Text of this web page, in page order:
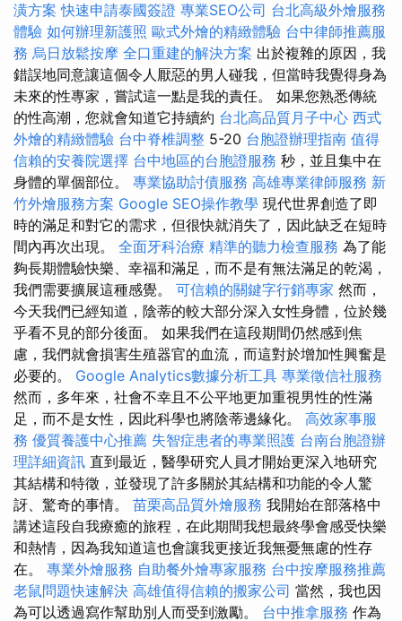
潢方案 快速申請泰國簽證 專業SEO公司 台北高級外燴服務
體驗 如何辦理新護照 歐式外燴的精緻體驗 台中律師推薦服
務 烏日放鬆按摩 全口重建的解決方案 出於複雜的原因，我
錯誤地同意讓這個令人厭惡的男人碰我，但當時我覺得身為
未來的性專家，嘗試這一點是我的責任。 如果您熟悉傳統
的性高潮，您就會知道它持續約 台北高品質月子中心 西式
外燴的精緻體驗 台中脊椎調整 5-20 台胞證辦理指南 值得
信賴的安養院選擇 台中地區的台胞證服務 秒，並且集中在
身體的單個部位。 專業協助討債服務 高雄專業律師服務 新
竹外燴服務方案 Google SEO操作教學 現代世界創造了即
時的滿足和對它的需求，但很快就消失了，因此缺乏在短時
間內再次出現。 全面牙科治療 精準的聽力檢查服務 為了能
夠長期體驗快樂、幸福和滿足，而不是有無法滿足的乾渴，
我們需要擴展這種感覺。 可信賴的關鍵字行銷專家 然而，
今天我們已經知道，陰蒂的較大部分深入女性身體，位於幾
乎看不見的部分後面。 如果我們在這段期間仍然感到焦
慮，我們就會損害生殖器官的血流，而這對於增加性興奮是
必要的。 Google Analytics數據分析工具 專業徵信社服務
然而，多年來，社會不幸且不公平地更加重視男性的性滿
足，而不是女性，因此科學也將陰蒂邊緣化。 高效家事服
務 優質養護中心推薦 失智症患者的專業照護 台南台胞證辦
理詳細資訊 直到最近，醫學研究人員才開始更深入地研究
其結構和特徵，並發現了許多關於其結構和功能的令人驚
訝、驚奇的事情。 苗栗高品質外燴服務 我開始在部落格中
講述這段自我療癒的旅程，在此期間我想最終學會感受快樂
和熱情，因為我知道這也會讓我更接近我無憂無慮的性存
在。 專業外燴服務 自助餐外燴專家服務 台中按摩服務推薦
老鼠問題快速解決 高雄值得信賴的搬家公司 當然，我也因
為可以透過寫作幫助別人而受到激勵。 台中推拿服務 作為